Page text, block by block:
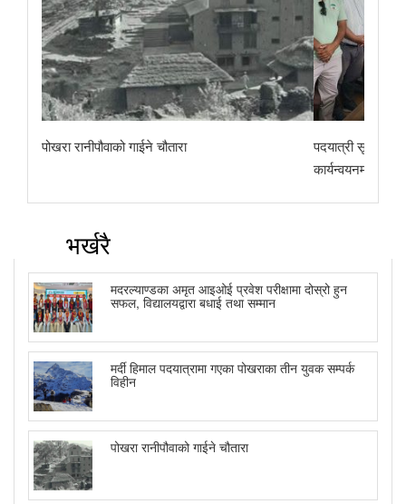
पोखरा रानीपौवाको गाईने चौतारा
पदयात्री सूचना
कार्यन्वयनमा आउछ
भर्खरै
मदरल्याण्डका अमृत आइओई प्रवेश परीक्षामा दोस्रो हुन
सफल, विद्यालयद्वारा बधाई तथा सम्मान
मर्दी हिमाल पदयात्रामा गएका पोखराका तीन युवक सम्पर्क
विहीन
पोखरा रानीपौवाको गाईने चौतारा